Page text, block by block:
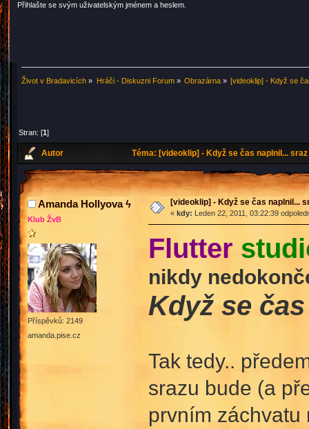
Přihlašte se svým uživatelským jménem a heslem.
Život v Bradavicích » Hráči - Diskuzni Forum» Obrazárna» [videoklip] - Když se
Stran: [1]
Autor Téma: [videoklip] - Když se čas naplnil...
Amanda Hollyova ϟ
Klub ŽvB
Příspěvků: 2149
amanda.pise.cz
[videoklip] - Když se čas naplnil...
« kdy: Leden 22, 2011, 03:22:39
Flutter
nikdy
Když se
Tak tedy..
srazu bude (a
prvním